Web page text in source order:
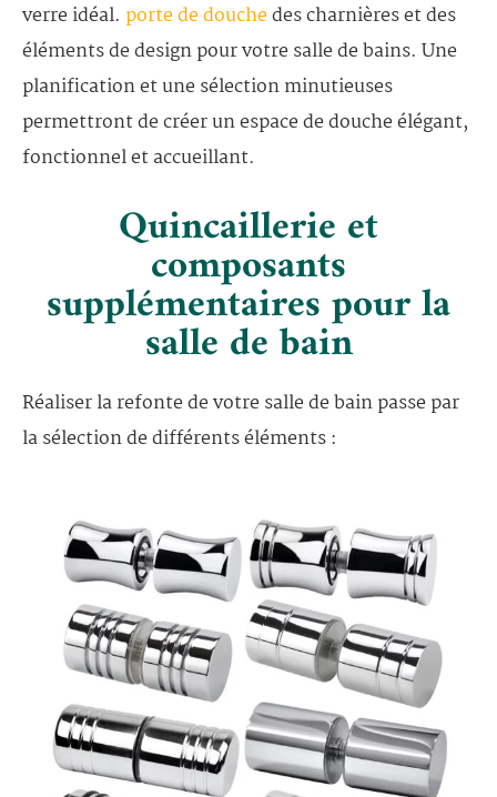
verre idéal. porte de douchedes charnières et des
éléments de design pour votre salle de bains. Une
planification et une sélection minutieuses
permettront de créer un espace de douche élégant,
fonctionnel et accueillant.
Quincaillerie et
composants
supplémentaires pour la
salle de bain
Réaliser la refonte de votre salle de bain passe par
la sélection de différents éléments :